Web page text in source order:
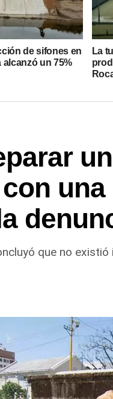
de sifones en
alcanzó un 75%
La
que no